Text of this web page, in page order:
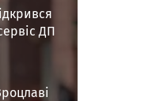
ДП
в новій вкладці